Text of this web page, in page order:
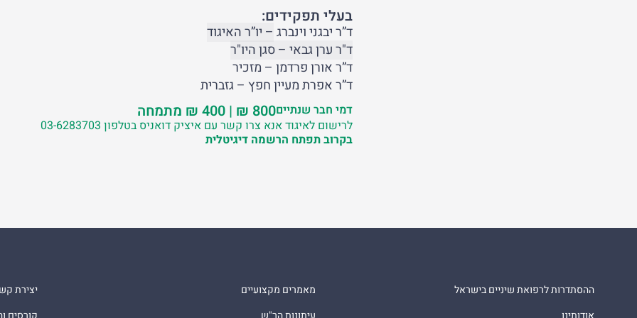
בעלי תפקידים:
ד”ר יבגני וינברג – יו”ר האיגוד
ד"ר ערן גבאי – סגן היו"ר
ד”ר אורן פרדמן – מזכיר
ד”ר אפרת מעיין חפץ – גזברית
דמי חבר שנתיים800 ₪ | 400 ₪ מתמחה
לרישום לאיגוד אנא צרו קשר עם איציק דואניס בטלפון 03-6283703
בקרוב תפתח הרשמה דיגיטלית
ההסתדרות לרפואת שיניים בישראל
מאמרים מקצועיים
יצירת